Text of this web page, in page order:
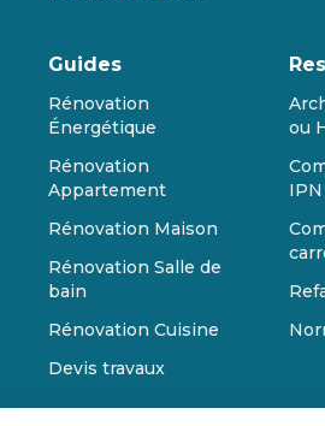
Guides
Rénovation
Énergétique
Rénovation
Appartement
Rénovation Maison
Rénovation Salle de
bain
Rénovation Cuisine
Devis travaux
ou
IPN